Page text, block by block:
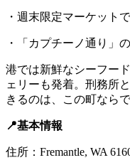
・週末限定マーケット
・「カプチーノ通り」
港では新鮮なシーフー
ェリーも発着。刑務所
きるのは、この町なら
📍基本情報
住所：Fremantle, WA